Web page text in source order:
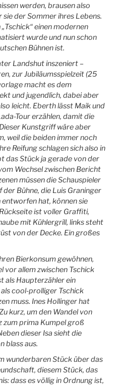
werden, brausen also
der Sommer ihres Lebens.
einen modernen
wurde und nun schon
Bühnen ist.
Landshut inszeniert –
zur Jubiläumsspielzeit (25
macht es dem
und jugendlich, dabei aber
leicht. Eberth lässt Maik und
Tour erzählen, damit die
Kunstgriff wäre aber
weil die beiden immer noch
Reifung schlagen sich also in
das Stück ja gerade von der
Wechsel zwischen Bericht
müssen die Schauspieler
der Bühne, die Luis Graninger
hat, können sie
ist voller Graffiti,
mit Kühlergrill, links steht
von der Decke. Ein großes
Bierkonsum gewöhnen,
vor allem zwischen Tschick
als Haupterzähler ein
cool-prolliger Tschick
muss. Ines Hollinger hat
kurz, um den Wandel von
prima Kumpel groß
dieser Isa sieht die
blass aus.
wunderbaren Stück über das
diesem Stück, das
dass es völlig in Ordnung ist,